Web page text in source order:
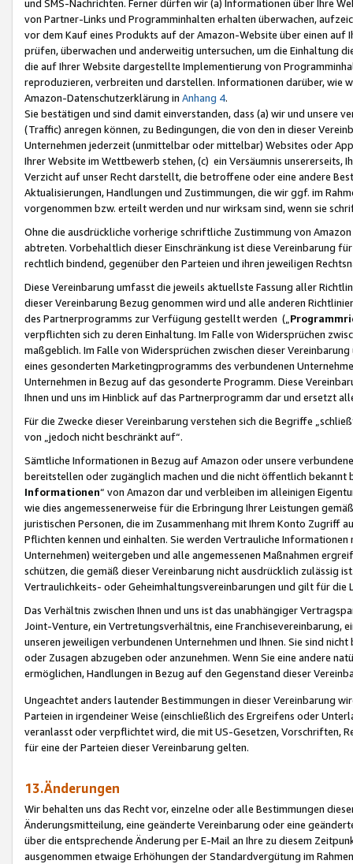
und SMS-Nachrichten. Ferner dürfen wir (a) Informationen über Ihre
von Partner-Links und Programminhalten erhalten überwachen,
vor dem Kauf eines Produkts auf der Amazon-Website über einen
prüfen, überwachen und anderweitig untersuchen, um die Einhaltung
die auf Ihrer Website dargestellte Implementierung von
reproduzieren, verbreiten und darstellen. Informationen darüber, wie
Amazon-Datenschutzerklärung in Anhang 4.
Sie bestätigen und sind damit einverstanden, dass (a) wir und
(Traffic) anregen können, zu Bedingungen, die von den in dieser
Unternehmen jederzeit (unmittelbar oder mittelbar) Websites oder
Ihrer Website im Wettbewerb stehen, (c) ein Versäumnis unsererseits,
Verzicht auf unser Recht darstellt, die betroffene oder eine andere
Aktualisierungen, Handlungen und Zustimmungen, die wir ggf. im
vorgenommen bzw. erteilt werden und nur wirksam sind, wenn sie
Ohne die ausdrückliche vorherige schriftliche Zustimmung von
abtreten. Vorbehaltlich dieser Einschränkung ist diese Vereinbarung
rechtlich bindend, gegenüber den Parteien und ihren jeweiligen
Diese Vereinbarung umfasst die jeweils aktuellste Fassung aller
dieser Vereinbarung Bezug genommen wird und alle anderen
des Partnerprogramms zur Verfügung gestellt werden („
verpflichten sich zu deren Einhaltung. Im Falle von Widersprüchen
maßgeblich. Im Falle von Widersprüchen zwischen dieser
eines gesonderten Marketingprogramms des verbundenen
Unternehmen in Bezug auf das gesonderte Programm. Diese
Ihnen und uns im Hinblick auf das Partnerprogramm dar und ersetzt
Für die Zwecke dieser Vereinbarung verstehen sich die Begriffe
von „jedoch nicht beschränkt auf“.
Sämtliche Informationen in Bezug auf Amazon oder unsere
bereitstellen oder zugänglich machen und die nicht öffentlich
Informationen“ von Amazon dar und verbleiben im alleinigen
wie dies angemessenerweise für die Erbringung Ihrer Leistungen
juristischen Personen, die im Zusammenhang mit Ihrem Konto
Pflichten kennen und einhalten. Sie werden Vertrauliche
Unternehmen) weitergeben und alle angemessenen Maßnahmen
schützen, die gemäß dieser Vereinbarung nicht ausdrücklich zulässig
Vertraulichkeits- oder Geheimhaltungsvereinbarungen und gilt für die
Das Verhältnis zwischen Ihnen und uns ist das unabhängiger
Joint-Venture, ein Vertretungsverhältnis, eine Franchisevereinbarung,
unseren jeweiligen verbundenen Unternehmen und Ihnen. Sie sind
oder Zusagen abzugeben oder anzunehmen. Wenn Sie eine andere
ermöglichen, Handlungen in Bezug auf den Gegenstand dieser
Ungeachtet anders lautender Bestimmungen in dieser Vereinbarung
Parteien in irgendeiner Weise (einschließlich des Ergreifens oder
veranlasst oder verpflichtet wird, die mit US-Gesetzen, Vorschriften,
für eine der Parteien dieser Vereinbarung gelten.
13.Änderungen
Wir behalten uns das Recht vor, einzelne oder alle Bestimmungen
Änderungsmitteilung, eine geänderte Vereinbarung oder eine
über die entsprechende Änderung per E-Mail an Ihre zu diesem
ausgenommen etwaige Erhöhungen der Standardvergütung im